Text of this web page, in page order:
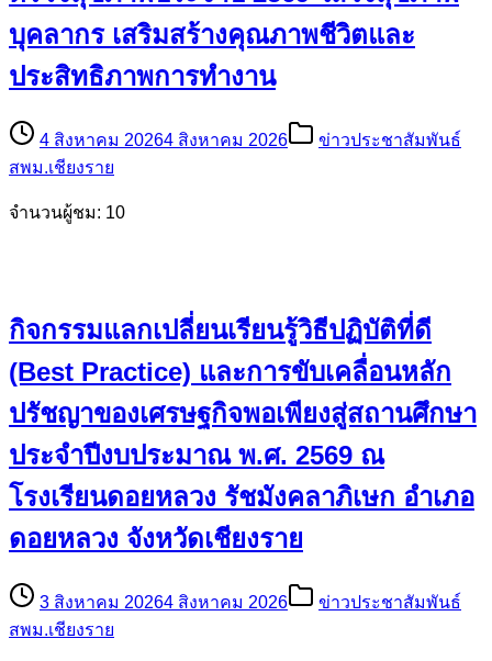
บุคลากร เสริมสร้างคุณภาพชีวิตและ
ประสิทธิภาพการทำงาน
4 สิงหาคม 20264 สิงหาคม 2026
ข่าวประชาสัมพันธ์
สพม.เชียงราย
จำนวนผู้ชม: 10
กิจกรรมแลกเปลี่ยนเรียนรู้วิธีปฏิบัติที่ดี
(Best Practice) และการขับเคลื่อนหลัก
ปรัชญาของเศรษฐกิจพอเพียงสู่สถานศึกษา
ประจำปีงบประมาณ พ.ศ. 2569 ณ
โรงเรียนดอยหลวง รัชมังคลาภิเษก อำเภอ
ดอยหลวง จังหวัดเชียงราย
3 สิงหาคม 20264 สิงหาคม 2026
ข่าวประชาสัมพันธ์
สพม.เชียงราย